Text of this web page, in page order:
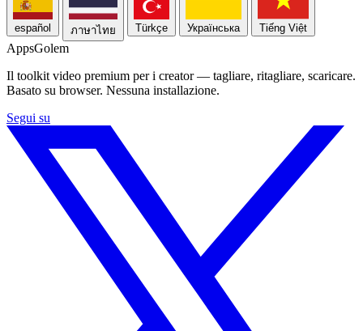
español ภาษาไทย Türkçe Українська Tiếng Việt
AppsGolem
Il toolkit video premium per i creator — tagliare, ritagliare, scaricare.
Basato su browser. Nessuna installazione.
Segui su